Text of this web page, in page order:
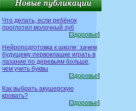
Что делать, если ребёнок
проглотил молочный зуб
[Здоровье]
Нейроподготовка к школе: зачем
будущему первоклашке играть в
лазание по деревьям больше,
чем учить буквы
[Здоровье]
Как выбрать акушерскую
кровать?
[Здоровье]